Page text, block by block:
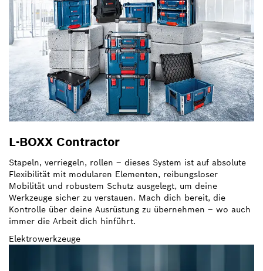
L-BOXX Contractor
Stapeln, verriegeln, rollen – dieses System ist auf absolute
Flexibilität mit modularen Elementen, reibungsloser
Mobilität und robustem Schutz ausgelegt, um deine
Werkzeuge sicher zu verstauen. Mach dich bereit, die
Kontrolle über deine Ausrüstung zu übernehmen – wo auch
immer die Arbeit dich hinführt.
Elektrowerkzeuge